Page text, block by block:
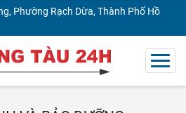
Phường Rạch Dừa, Thành Phố Hồ